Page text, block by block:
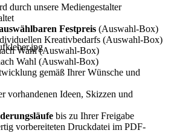
durch unsere Mediengestalter
Festpreis (Auswahl-Box)
Kreativbedarfs (Auswahl-Box)
Wahl (Auswahl-Box)
Wahl (Auswahl-Box)
gemäß Ihrer Wünsche und
vorhandenen Ideen, Skizzen und
bis zu Ihrer Freigabe
vorbereiteten Druckdatei im PDF-